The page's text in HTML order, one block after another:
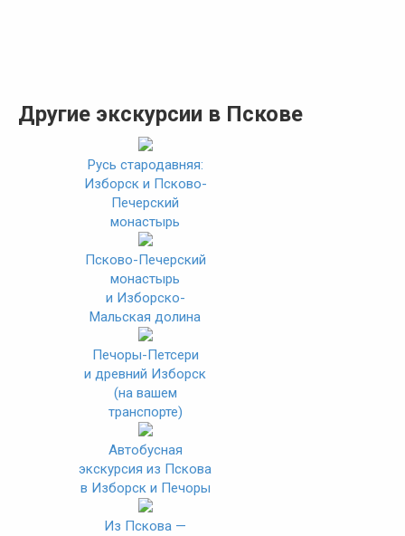
Другие экскурсии в Пскове
Русь стародавняя:
Изборск и Псково-
Печерский
монастырь
Псково-Печерский
монастырь
и Изборско-
Мальская долина
Печоры-Петсери
и древний Изборск
(на вашем
транспорте)
Автобусная
экскурсия из Пскова
в Изборск и Печоры
Из Пскова —